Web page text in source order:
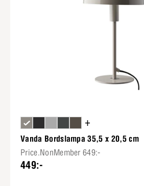
+
Vanda Bordslampa 35,5 x 20,5 cm
Price.NonMember 649:-
449:-